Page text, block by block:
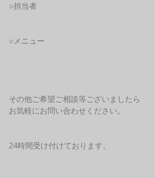
○担当者
○メニュー
その他ご希望ご相談等ございましたら
お気軽にお問い合わせください。
24時間受け付けております。